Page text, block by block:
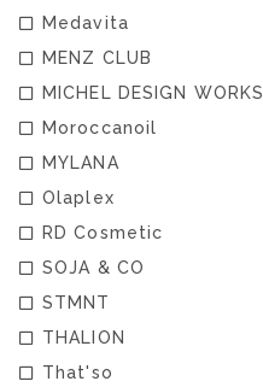
Medavita
MENZ CLUB
MICHEL DESIGN WORKS
Moroccanoil
MYLANA
Olaplex
RD Cosmetic
SOJA & CO
STMNT
THALION
That'so